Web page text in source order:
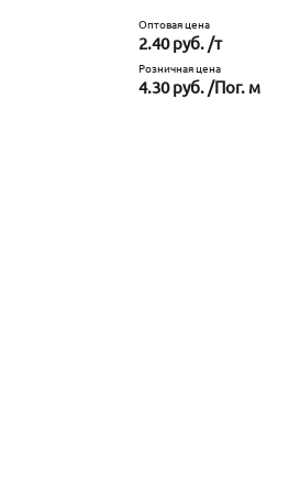
Оптовая цена
2.40 руб. /т
Розничная цена
4.30 руб. /Пог. м